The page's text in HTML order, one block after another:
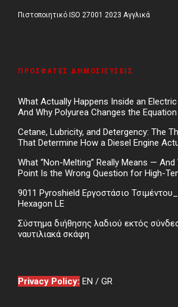
Πιστοποιητικό ISO 27001 2023 Αγγλικά
ΠΡΌΣΦΑΤΕΣ ΔΗΜΟΣΙΕΎΣΕΙΣ
What Actually Happens Inside an
And Why Polyurea Changes the Equation
Cetane, Lubricity, and Detergency: The
That Determine How a Diesel Engine
What “Non-Melting” Really Means — And
Point Is the Wrong Question for High-
9011 Pyroshield Εργοστάσιο
Hexagon LE
Σύστημα διήθησης λαδιού εκτός
ναυτιλιακά σκάφη
Privacy Policy: EN / GR